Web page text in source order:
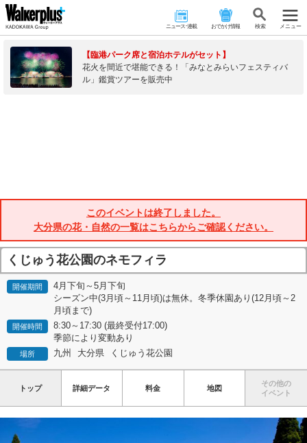
ニュース･連載 おでかけ情報 検 索 メニュー
【臨港パーク席と宿泊ホテルがセット】
花火を間近で堪能できる！「みなとみらいフェスティバ
ル」鑑賞ツアーを販売中
このイベントは終了しました。
大分県の花・自然の一覧はこちらからご確認ください。
くじゅう花公園のネモフィラ
開催期間
4月下旬～5月下旬
シーズン中(3月頃～11月頃)は無休。冬季休園あり(12月頃～2
月頃まで)
開催時間
8:30～17:30 (最終受付17:00)
季節により変動あり
場所 九州 大分県 くじゅう花公園
トップ 詳細データ 料金 地図
その他の
イベント